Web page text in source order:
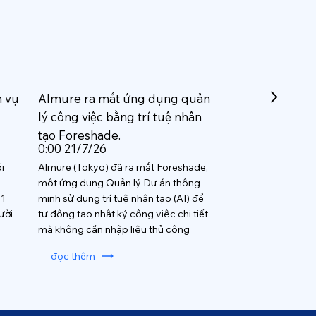
vụ
Almure ra mắt ứng dụng quản
lý công việc bằng trí tuệ nhân
tạo Foreshade.
0:00 21/7/26
Almure (Tokyo) đã ra mắt Foreshade,
một ứng dụng Quản lý Dự án thông
minh sử dụng trí tuệ nhân tạo (AI) để
tự động tạo nhật ký công việc chi tiết
mà không cần nhập liệu thủ công
đọc thêm